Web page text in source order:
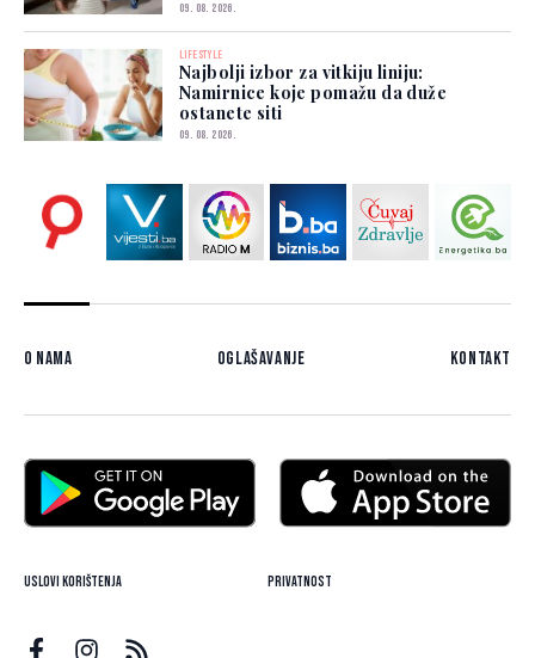
09. 08. 2026.
LIFESTYLE
Najbolji izbor za vitkiju liniju:
Namirnice koje pomažu da duže
ostanete siti
09. 08. 2026.
O nama Oglašavanje Kontakt
Uslovi korištenja Privatnost